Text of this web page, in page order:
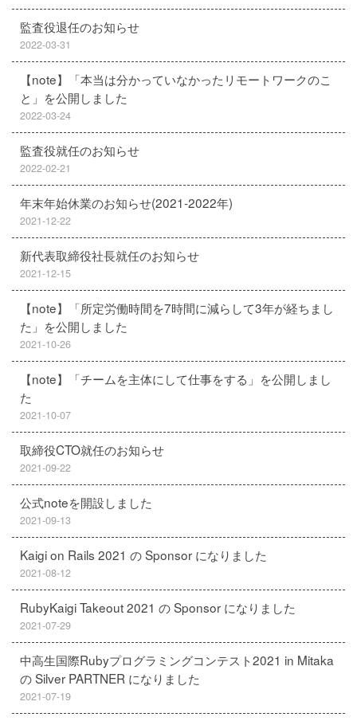
監査役退任のお知らせ
2022-03-31
【note】「本当は分かっていなかったリモートワークのこ
と」を公開しました
2022-03-24
監査役就任のお知らせ
2022-02-21
年末年始休業のお知らせ(2021-2022年)
2021-12-22
新代表取締役社長就任のお知らせ
2021-12-15
【note】「所定労働時間を7時間に減らして3年が経ちまし
た」を公開しました
2021-10-26
【note】「チームを主体にして仕事をする」を公開しまし
た
2021-10-07
取締役CTO就任のお知らせ
2021-09-22
公式noteを開設しました
2021-09-13
Kaigi on Rails 2021 の Sponsor になりました
2021-08-12
RubyKaigi Takeout 2021 の Sponsor になりました
2021-07-29
中高生国際Rubyプログラミングコンテスト2021 in Mitaka
の Silver PARTNER になりました
2021-07-19